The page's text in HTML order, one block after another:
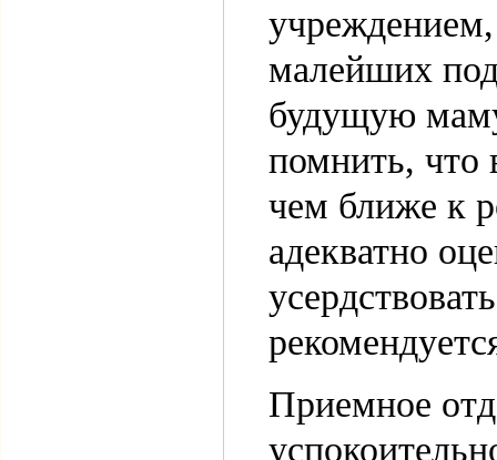
малейших
будущую
помнить, что
чем ближе к
адекватно
Приемное